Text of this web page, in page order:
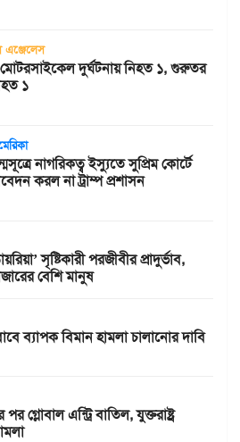
এঞ্জেলেস
দুর্ঘটনায় নিহত ১, গুরুতর
১
নাগরিকত্ব ইস্যুতে সুপ্রিম কোর্টে
করল না ট্রাম্প প্রশাসন
সৃষ্টিকারী পরজীবীর প্রাদুর্ভাব,
বেশি মানুষ
ব্যাপক বিমান হামলা চালানোর দাবি
গ্লোবাল এন্ট্রি বাতিল, যুক্তরাষ্ট্র